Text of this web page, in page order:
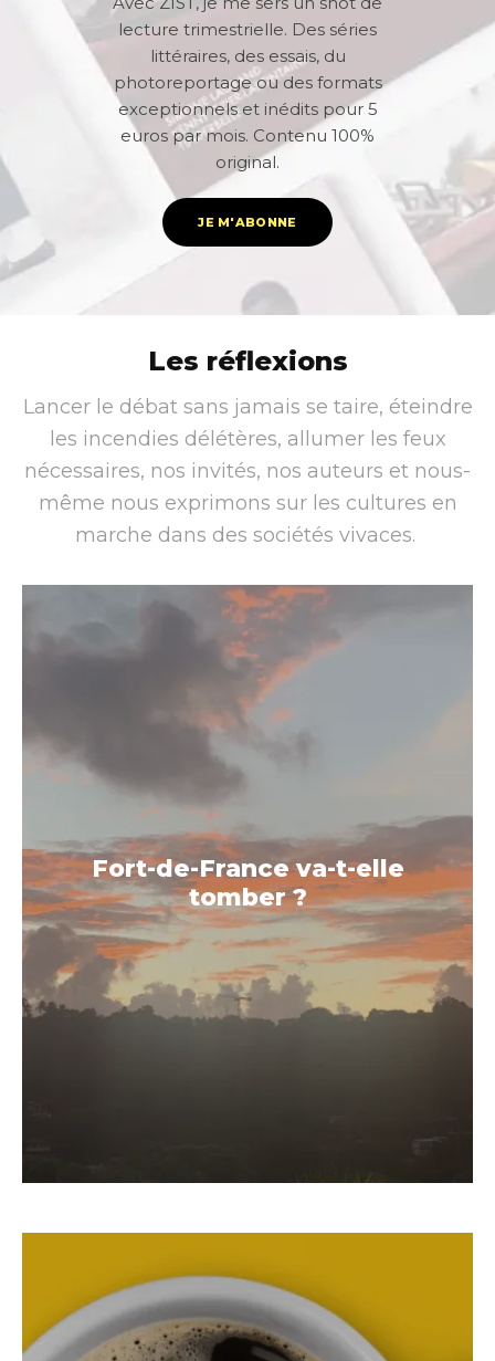
lecture trimestrielle. Des séries
littéraires, des essais, du
photoreportage ou des formats
exceptionnels et inédits pour 5
euros par mois. Contenu 100%
original.
JE M'ABONNE
Les réflexions
Lancer le débat sans jamais se taire, éteindre
les incendies délétères, allumer les feux
nécessaires, nos invités, nos auteurs et nous-
même nous exprimons sur les cultures en
marche dans des sociétés vivaces.
Fort-de-France va-t-elle
tomber ?